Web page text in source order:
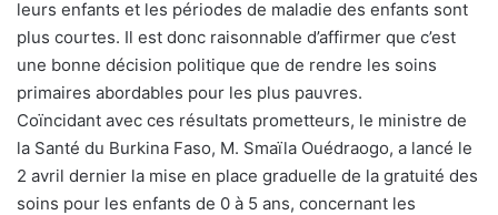
leurs enfants et les périodes de maladie des enfants sont
plus courtes. Il est donc raisonnable d’affirmer que c’est
une bonne décision politique que de rendre les soins
primaires abordables pour les plus pauvres.
Coïncidant avec ces résultats prometteurs, le ministre de
la Santé du Burkina Faso, M. Smaïla Ouédraogo, a lancé le
2 avril dernier la mise en place graduelle de la gratuité des
soins pour les enfants de 0 à 5 ans, concernant les